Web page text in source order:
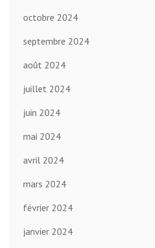
octobre 2024
septembre 2024
août 2024
juillet 2024
juin 2024
mai 2024
avril 2024
mars 2024
février 2024
janvier 2024